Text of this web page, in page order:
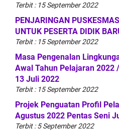
Terbit : 15 September 2022
PENJARINGAN
UNTUK PESERTA DIDIK
Terbit : 15 September 2022
Masa Pengenalan
Awal Tahun Pelajaran 2022
13 Juli 2022
Terbit : 15 September 2022
Projek Penguatan Profil
Agustus 2022 Pentas Seni
Terbit : 5 September 2022